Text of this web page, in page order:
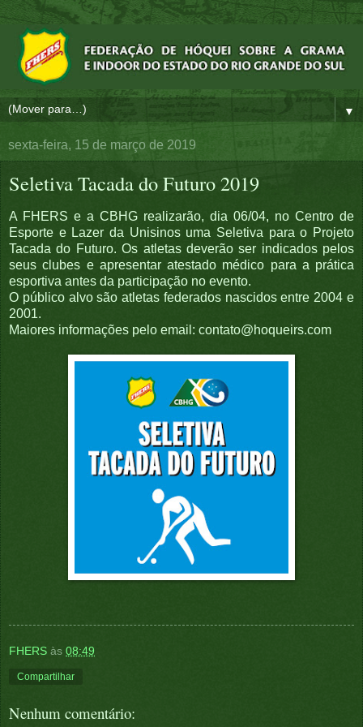
▼
sexta-feira, 15 de março de 2019
Seletiva Tacada do Futuro 2019
A FHERS e a CBHG realizarão, dia 06/04, no Centro de
Esporte e Lazer da Unisinos uma Seletiva para o Projeto
Tacada do Futuro. Os atletas deverão ser indicados pelos
seus clubes e apresentar atestado médico para a prática
esportiva antes da participação no evento.
O público alvo são atletas federados nascidos entre 2004 e
2001.
Maiores informações pelo email: contato@hoqueirs.com
FHERS às 08:49
Compartilhar
Nenhum comentário: